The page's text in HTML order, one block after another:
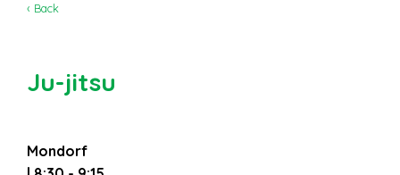
‹ Back
Ju-jitsu
Mondorf